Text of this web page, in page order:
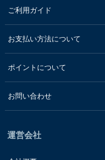
ご利用ガイド
お支払い方法について
ポイントについて
お問い合わせ
運営会社